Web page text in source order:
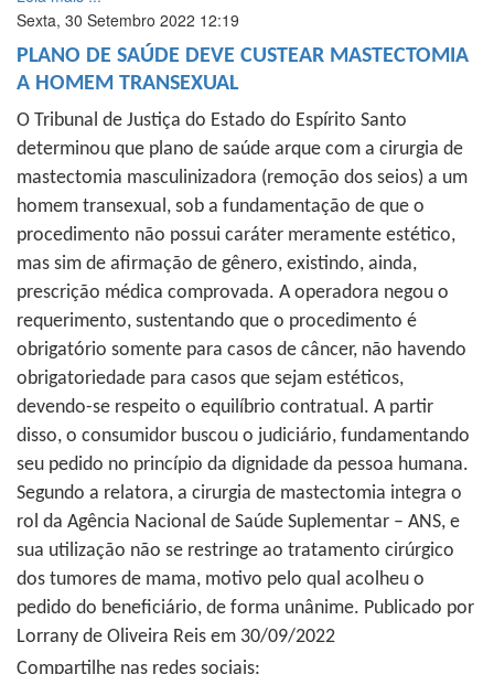
Sexta, 30 Setembro 2022 12:19
PLANO DE SAÚDE DEVE CUSTEAR MASTECTOMIA
A HOMEM TRANSEXUAL
O Tribunal de Justiça do Estado do Espírito Santo
determinou que plano de saúde arque com a cirurgia de
mastectomia masculinizadora (remoção dos seios) a um
homem transexual, sob a fundamentação de que o
procedimento não possui caráter meramente estético,
mas sim de afirmação de gênero, existindo, ainda,
prescrição médica comprovada. A operadora negou o
requerimento, sustentando que o procedimento é
obrigatório somente para casos de câncer, não havendo
obrigatoriedade para casos que sejam estéticos,
devendo-se respeito o equilíbrio contratual. A partir
disso, o consumidor buscou o judiciário, fundamentando
seu pedido no princípio da dignidade da pessoa humana.
Segundo a relatora, a cirurgia de mastectomia integra o
rol da Agência Nacional de Saúde Suplementar – ANS, e
sua utilização não se restringe ao tratamento cirúrgico
dos tumores de mama, motivo pelo qual acolheu o
pedido do beneficiário, de forma unânime. Publicado por
Lorrany de Oliveira Reis em 30/09/2022
Compartilhe nas redes sociais: